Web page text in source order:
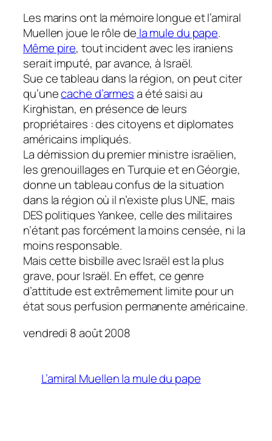
Les marins ont la mémoire longue et l’amiral
Muellen joue le rôle de la mule du pape.
Même pire, tout incident avec les iraniens
serait imputé, par avance, à Israël.
Sue ce tableau dans la région, on peut citer
qu’unecache d’armesa été saisi au
Kirghistan, en présence de leurs
propriétaires : des citoyens et diplomates
américains impliqués.
La démission du premier ministre israëlien,
les grenouillages en Turquie et en Géorgie,
donne un tableau confus de la situation
dans la région où il n’existe plus UNE, mais
DES politiques Yankee, celle des militaires
n’étant pas forcément la moins censée, ni la
moins responsable.
Mais cette bisbille avec Israël est la plus
grave, pour Israël. En effet, ce genre
d’attitude est extrêmement limite pour un
état sous perfusion permanente américaine.
vendredi 8 août 2008
L’amiral Muellen la mule du pape